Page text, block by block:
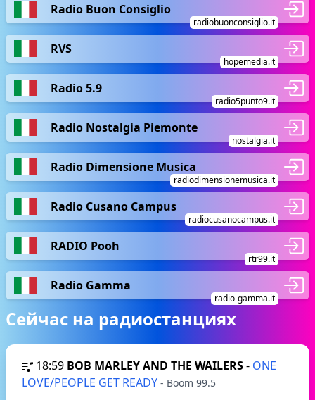
Radio Buon Consiglio
radiobuonconsiglio.it
RVS
hopemedia.it
Radio 5.9
radio5punto9.it
Radio Nostalgia Piemonte
nostalgia.it
Radio Dimensione Musica
radiodimensionemusica.it
Radio Cusano Campus
radiocusanocampus.it
RADIO Pooh
rtr99.it
Radio Gamma
radio-gamma.it
Сейчас на радиостанциях
18:59 BOB MARLEY AND THE WAILERS- ONE
LOVE/PEOPLE GET READY - Boom 99.5